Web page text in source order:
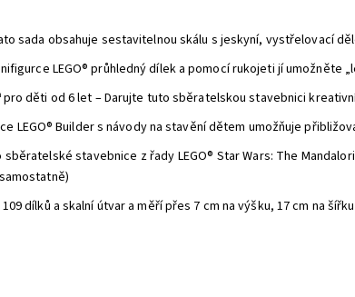
sada obsahuje sestavitelnou skálu s jeskyní, vystřelovací
LEGO® průhledný dílek a pomocí rukojeti jí umožněte
děti od 6 let – Darujte tuto sběratelskou stavebnici
LEGO® Builder s návody na stavění dětem umožňuje
stavebnice z řady LEGO® Star Wars: The
dílků a skalní útvar a měří přes 7 cm na výšku, 17 cm na